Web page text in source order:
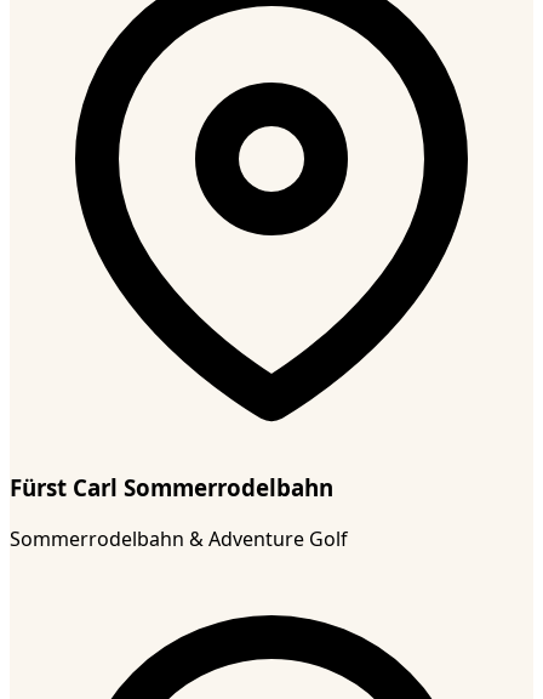
Fürst Carl Sommerrodelbahn
Sommerrodelbahn & Adventure Golf